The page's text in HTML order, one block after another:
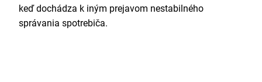
keď dochádza k iným prejavom nestabilného
správania spotrebiča.